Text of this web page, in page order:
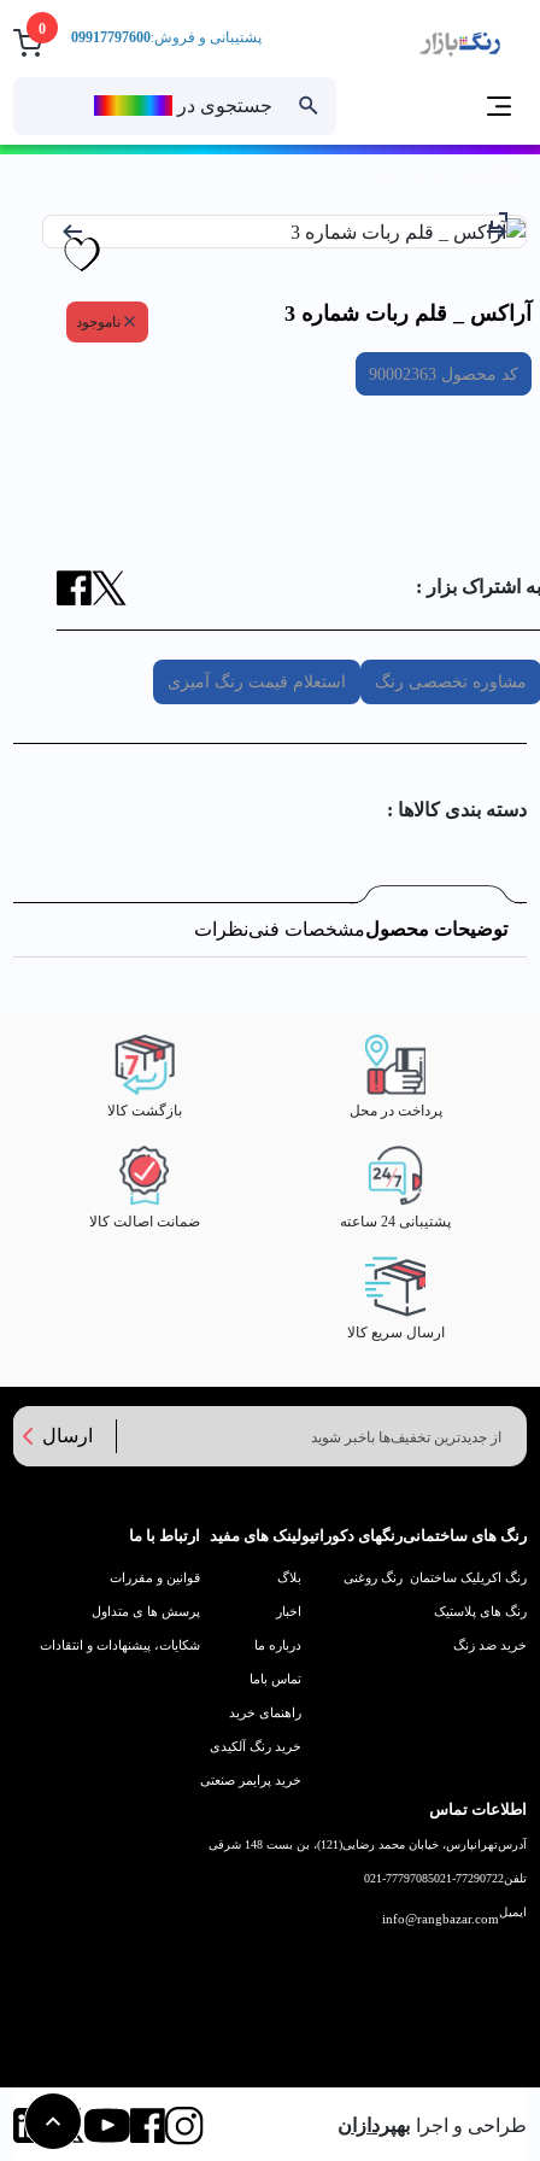
0
جستجوی در
پشتیبانی و فروش:09917797600
آراكس _ قلم ربات شماره 3 ناموجود
کد محصول90002363
به اشتراک بزار :
مشاوره تخصصی رنگ استعلام قیمت رنگ آمیزی
دسته بندی کالا‌ها :
توضیحات محصولمشخصات فنینظرات
پرداخت در محل بازگشت کالا
پشتیبانی 24 ساعته ضمانت اصالت کالا
ارسال سریع کالا
ارسال
رنگ های ساختمانی
رنگ اکریلیک ساختمان
رنگ های پلاستیک
خرید ضد زنگ
رنگهای دکوراتیو
رنگ روغنی
لینک های مفید
بلاگ
اخبار
درباره ما
تماس باما
راهنمای خرید
خرید رنگ آلکیدی
خرید پرایمر صنعتی
ارتباط با ما
قوانین و مقررات
پرسش ها ی متداول
شکایات، پیشنهادات و انتقادات
اطلاعات تماس
آدرستهرانپارس، خیابان محمد رضایی(121)، بن بست 148 شرقی
تلفن021-77290722
021-77797085
ایمیلinfo@rangbazar.com
طراحی و اجرا بهپردازان